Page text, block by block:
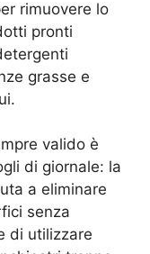
rimuovere lo
pronti
grasse e
valido è
di giornale: la
a eliminare
senza
di utilizzare